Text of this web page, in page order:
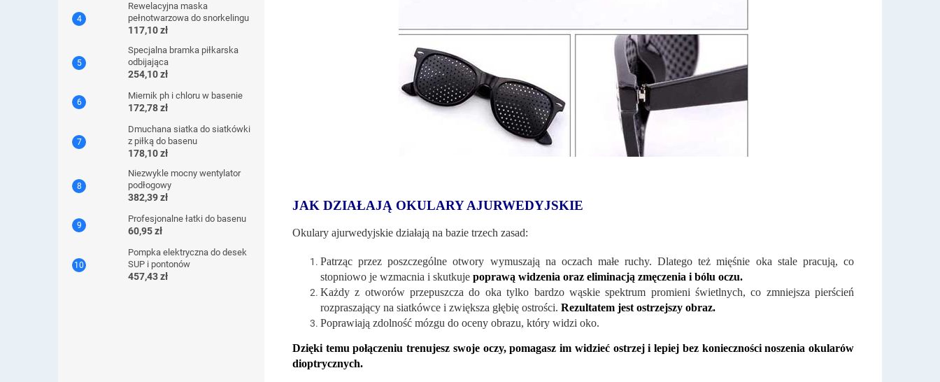
Rewelacyjna maska ​​
pełnotwarzowa do snorkelingu
117,10 zł
Specjalna bramka piłkarska
odbijająca
254,10 zł
Miernik ph i chloru w basenie
172,78 zł
Dmuchana siatka do siatkówki
z piłką do basenu
178,10 zł
Niezwykle mocny wentylator
podłogowy
382,39 zł
Profesjonalne łatki do basenu
60,95 zł
Pompka elektryczna do desek
SUP i pontonów
457,43 zł
JAK DZIAŁAJĄ OKULARY AJURWEDYJSKIE
Okulary ajurwedyjskie działają na bazie trzech zasad:
Patrząc przez poszczególne otwory wymuszają na oczach małe ruchy. Dlatego też mięśnie oka stale pracują, co
stopniowo je wzmacnia i skutkuje poprawą widzenia oraz eliminacją zmęczenia i bólu oczu.
Każdy z otworów przepuszcza do oka tylko bardzo wąskie spektrum promieni świetlnych, co zmniejsza pierścień
rozpraszający na siatkówce i zwiększa głębię ostrości. Rezultatem jest ostrzejszy obraz.
Poprawiają zdolność mózgu do oceny obrazu, który widzi oko.
Dzięki temu połączeniu trenujesz swoje oczy, pomagasz im widzieć ostrzej i lepiej bez konieczności noszenia okularów
dioptrycznych.